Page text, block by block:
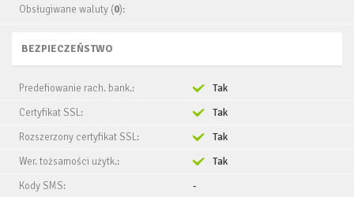
Obsługiwane waluty (0):
BEZPIECZEŃSTWO
Predefiowanie rach. bank.:
Tak
Certyfikat SSL:
Tak
Rozszerzony certyfikat SSL:
Tak
Wer. tożsamości użytk.:
Tak
Kody SMS:
-